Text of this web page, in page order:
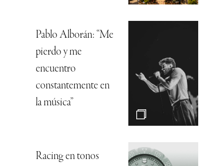
Pablo Alborán: “Me
pierdo y me
encuentro
constantemente en
la música”
Racing en tonos